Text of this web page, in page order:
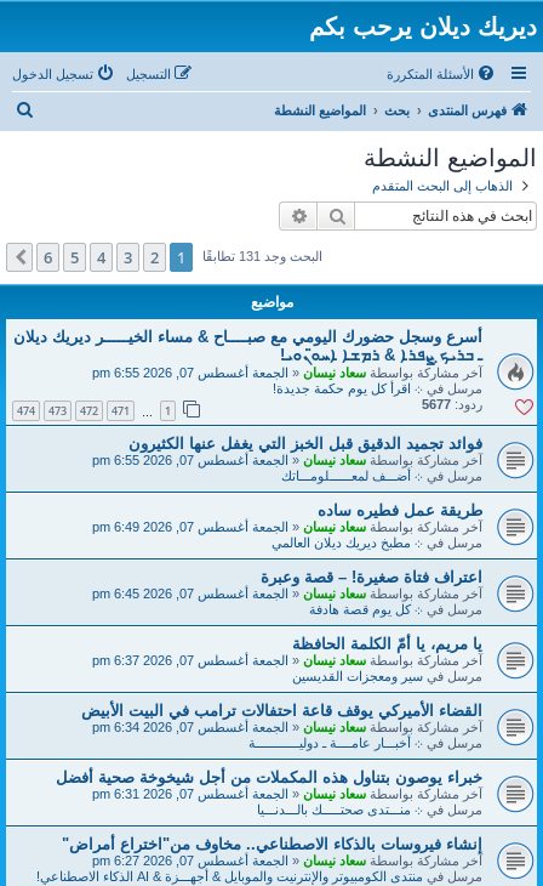
ديريك ديلان يرحب بكم
الأسئلة المتكررة تسجيل الدخول التسجيل
فهرس المنتدى بحث المواضيع النشطة
ب
المواضيع النشطة
الذهاب إلى البحث المتقدم
بحث
البحث وجد 131 تطابقًا 1
2
3
4
5
6 التالي
مواضيع
أسرع وسجل حضورك اليومي مع صبــــاح & مساء الخيـــــر ديريك ديلان
ـ ܒܪܝܟ̣ ܨܦܪܐ & ܪܡܫܐ ܐܚܘ̈ܢܘܝ!
آخر مشاركة بواسطةسعاد نيسان«الجمعة أغسطس 07, 2026 6:55 pm
مرسل في܀ اقرأ كل يوم حكمة جديدة!
ردود: 5677
471
472
473
474
فوائد تجميد الدقيق قبل الخبز التي يغفل عنها الكثيرون
آخر مشاركة بواسطةسعاد نيسان«الجمعة أغسطس 07, 2026 6:55 pm
مرسل في܀ أضـــف لمعــــــلومـــاتك
طريقة عمل فطيره ساده
آخر مشاركة بواسطةسعاد نيسان«الجمعة أغسطس 07, 2026 6:49 pm
مرسل في܀ مطبخ ديريك ديلان العالمي
اعتراف فتاة صغيرة! – قصة وعبرة
آخر مشاركة بواسطةسعاد نيسان«الجمعة أغسطس 07, 2026 6:45 pm
مرسل في܀ كل يوم قصة هادفة
يا مريم، يا أمّ الكلمة الحافظة
آخر مشاركة بواسطةسعاد نيسان«الجمعة أغسطس 07, 2026 6:37 pm
مرسل فيسير ومعجزات القديسين
القضاء الأميركي يوقف قاعة احتفالات ترامب في البيت الأبيض
آخر مشاركة بواسطةسعاد نيسان«الجمعة أغسطس 07, 2026 6:34 pm
مرسل في܀ أخبـــار عامــــة ـ دوليــــــــــــة
خبراء يوصون بتناول هذه المكملات من أجل شيخوخة صحية أفضل
آخر مشاركة بواسطةسعاد نيسان«الجمعة أغسطس 07, 2026 6:31 pm
مرسل في܀ منـــتدى صحتـــــك بالـــدنـــيا
إنشاء فيروسات بالذكاء الاصطناعي.. مخاوف من"اختراع أمراض"
آخر مشاركة بواسطةسعاد نيسان«الجمعة أغسطس 07, 2026 6:27 pm
مرسل فيمنتدى الكومبيوتر والإنترنيت والموبايل & أجهـــزة & AI الذكاء الاصطناعي!